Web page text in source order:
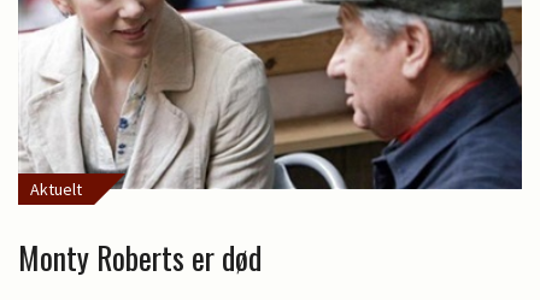
Aktuelt
Monty Roberts er død